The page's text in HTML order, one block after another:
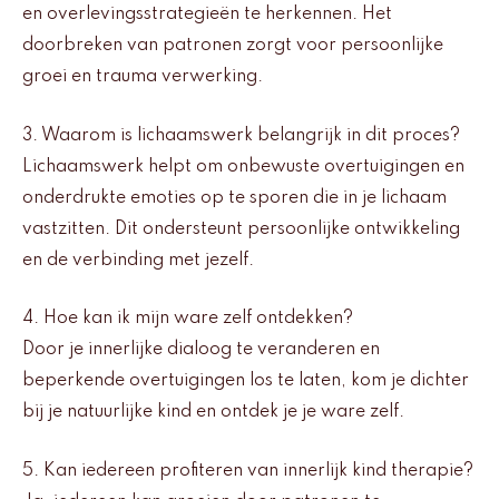
en overlevingsstrategieën te herkennen. Het
doorbreken van patronen zorgt voor persoonlijke
groei en trauma verwerking.
3. Waarom is lichaamswerk belangrijk in dit proces?
Lichaamswerk helpt om onbewuste overtuigingen en
onderdrukte emoties op te sporen die in je lichaam
vastzitten. Dit ondersteunt persoonlijke ontwikkeling
en de verbinding met jezelf.
4. Hoe kan ik mijn ware zelf ontdekken?
Door je innerlijke dialoog te veranderen en
beperkende overtuigingen los te laten, kom je dichter
bij je natuurlijke kind en ontdek je je ware zelf.
5. Kan iedereen profiteren van innerlijk kind therapie?